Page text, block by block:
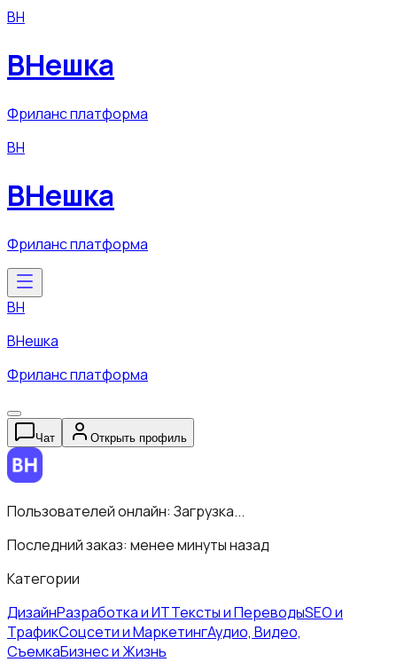
ВН
ВНешка
Фриланс платформа
ВН
ВНешка
Фриланс платформа
ВН
ВНешка
Фриланс платформа
Чат Открыть профиль
Пользователей онлайн: Загрузка...
Последний заказ: менее минуты назад
Категории
ДизайнРазработка и ИТТексты и ПереводыSEO и
ТрафикСоцсети и МаркетингАудио, Видео,
СъемкаБизнес и Жизнь